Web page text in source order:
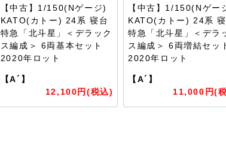
【中古】1/150(Nゲージ)
KATO(カトー) 24系 寝台
特急「北斗星」＜デラック
ス編成＞ 6両基本セット
2020年ロット
【A´】
12,100円(税込)
【中古】1/150(Nゲー
KATO(カトー) 24系
特急「北斗星」＜デラ
ス編成＞ 6両増結セッ
2020年ロット
【A´】
11,000円(